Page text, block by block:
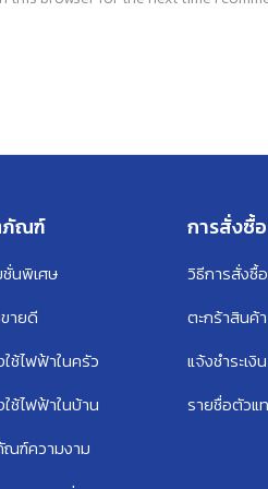
ณฑ์
ชั่นพิเศษ
ายดี
ใช้ไฟฟ้าในครัว
ใช้ไฟฟ้าในบ้าน
ฑ์ความงาม
การสั่งซื้อ
วิธีการสั่งซื้
ตะกร้าสินค้า
แจ้งชำระเงิน
รายชื่อตัวแ